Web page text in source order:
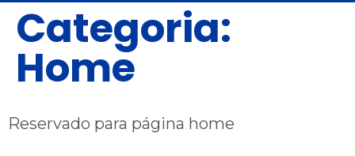
Categoria:
Home
Reservado para página home